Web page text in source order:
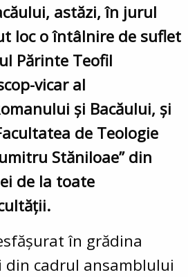
astăzi, în jurul
loc o întâlnire de suflet
Părinte Teofil
vicar al
și Bacăului, și
de Teologie
Stăniloae” din
de la toate
în grădina
din cadrul ansamblului